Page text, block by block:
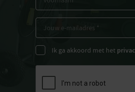
Ik ga akkoord met het